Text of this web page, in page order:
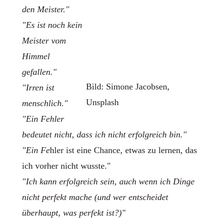
Bild: Simone Jacobsen,
Unsplash
den Meister."
"Es ist noch kein
Meister vom
Himmel
gefallen."
"Irren ist
menschlich."
"Ein Fehler
bedeutet nicht, dass ich nicht erfolgreich bin."
"Ein Fehler ist eine Chance, etwas zu lernen, das
ich vorher nicht wusste."
"Ich kann erfolgreich sein, auch wenn ich Dinge
nicht perfekt mache (und wer entscheidet
überhaupt, was perfekt ist?)"